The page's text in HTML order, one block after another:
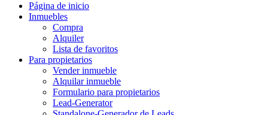
Página de inicio
Inmuebles
Compra
Alquiler
Lista de favoritos
Para propietarios
Vender inmueble
Alquilar inmueble
Formulario para propietarios
Lead-Generator